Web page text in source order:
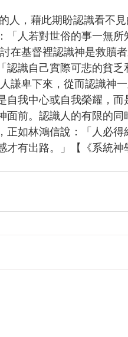
「人若對世俗的事一無
在基督裡認識神是救贖
識自己實際可悲的貧乏
謙卑下來，從而認識神
自我中心或自我榮耀，
前。認識人的有限的
如林鴻信說：「人必得
有出路。」【《系統神